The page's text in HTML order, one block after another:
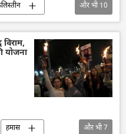
लोग
और भी10
योजना
हमास
और भी7